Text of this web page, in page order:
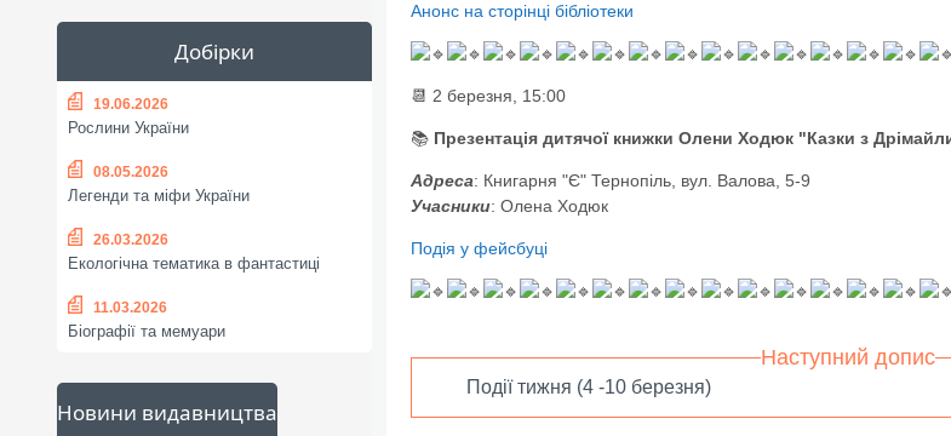
Добірки
19.06.2026
Рослини України
08.05.2026
Легенди та міфи України
26.03.2026
Екологічна тематика в фантастиці
11.03.2026
Біографії та мемуари
Новини видавництва
Анонс на сторінці бібліотеки
📆 2 березня, 15:00
📚 Презентація дитячої книжки Олени Ходюк "Казки з
Адреса: Книгарня "Є" Тернопіль, вул. Валова, 5-9
Учасники: Олена Ходюк
Подія у фейсбуці
Наступний допис
Події тижня (4 -10 березня)